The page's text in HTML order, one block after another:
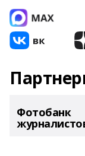
Фотобанк